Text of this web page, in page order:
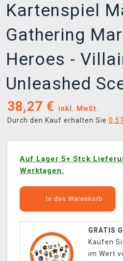
Kartenspiel
Gathering
Heroes -
Unleashed
38,27 €
inkl. MwSt.
Durch den Kauf erhalten Sie
Auf Lager 5+ Stck
Werktagen.
In den Warenkorb
GRATIS
Kaufen
im Wert